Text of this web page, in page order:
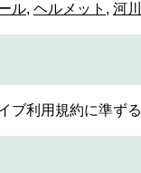
ル, ヘルメット , 河川
ブ利用規約に準ずる